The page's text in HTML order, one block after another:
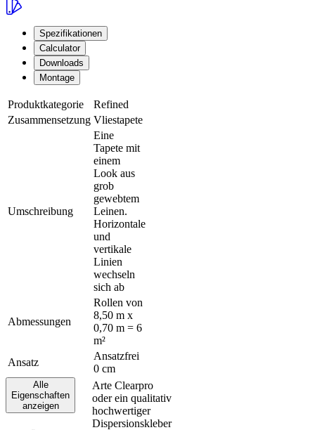
Spezifikationen
Calculator
Downloads
Montage
Produktkategorie
Refined
Zusammensetzung Vliestapete
Umschreibung
Eine
Tapete mit
einem
Look aus
grob
gewebtem
Leinen.
Horizontale
und
vertikale
Linien
wechseln
sich ab
Abmessungen
Rollen von
8,50 m x
0,70 m = 6
m²
Ansatz
Ansatzfrei
0 cm
Klebstoff
Arte Clearpro
oder ein qualitativ
hochwertiger
Dispersionskleber
Alle
Eigenschaften
anzeigen